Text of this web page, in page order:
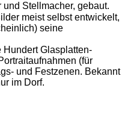
Stellmacher, gebaut.
meist selbst entwickelt,
seine
Hundert Glasplatten-
(für
und Festzenen. Bekannt
im Dorf.